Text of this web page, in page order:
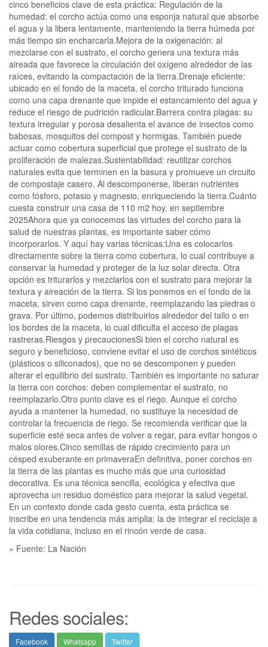
cinco beneficios clave de esta práctica: Regulación de la
humedad: el corcho actúa como una esponja natural que absorbe
el agua y la libera lentamente, manteniendo la tierra húmeda por
más tiempo sin encharcarla.Mejora de la oxigenación: al
mezclarse con el sustrato, el corcho genera una textura más
aireada que favorece la circulación del oxígeno alrededor de las
raíces, evitando la compactación de la tierra.Drenaje eficiente:
ubicado en el fondo de la maceta, el corcho triturado funciona
como una capa drenante que impide el estancamiento del agua y
reduce el riesgo de pudrición radicular.Barrera contra plagas: su
textura irregular y porosa desalienta el avance de insectos como
babosas, mosquitos del compost y hormigas. También puede
actuar como cobertura superficial que protege el sustrato de la
proliferación de malezas.Sustentabilidad: reutilizar corchos
naturales evita que terminen en la basura y promueve un circuito
de compostaje casero. Al descomponerse, liberan nutrientes
como fósforo, potasio y magnesio, enriqueciendo la tierra.Cuánto
cuesta construir una casa de 110 m2 hoy, en septiembre
2025Ahora que ya conocemos las virtudes del corcho para la
salud de nuestras plantas, es importante saber cómo
incorporarlos. Y aquí hay varias técnicas:Una es colocarlos
directamente sobre la tierra como cobertura, lo cual contribuye a
conservar la humedad y proteger de la luz solar directa. Otra
opción es triturarlos y mezclarlos con el sustrato para mejorar la
textura y aireación de la tierra. Si los ponemos en el fondo de la
maceta, sirven como capa drenante, reemplazando las piedras o
grava. Por último, podemos distribuirlos alrededor del tallo o en
los bordes de la maceta, lo cual dificulta el acceso de plagas
rastreras.Riesgos y precaucionesSi bien el corcho natural es
seguro y beneficioso, conviene evitar el uso de corchos sintéticos
(plásticos o siliconados), que no se descomponen y pueden
alterar el equilibrio del sustrato. También es importante no saturar
la tierra con corchos: deben complementar el sustrato, no
reemplazarlo.Otro punto clave es el riego. Aunque el corcho
ayuda a mantener la humedad, no sustituye la necesidad de
controlar la frecuencia de riego. Se recomienda verificar que la
superficie esté seca antes de volver a regar, para evitar hongos o
malos olores.Cinco semillas de rápido crecimiento para un
césped exuberante en primaveraEn definitiva, poner corchos en
la tierra de las plantas es mucho más que una curiosidad
decorativa. Es una técnica sencilla, ecológica y efectiva que
aprovecha un residuo doméstico para mejorar la salud vegetal.
En un contexto donde cada gesto cuenta, esta práctica se
inscribe en una tendencia más amplia: la de integrar el reciclaje a
la vida cotidiana, incluso en el rincón verde de casa.
» Fuente: La Nación
Redes sociales:
Facebook Whatsapp Twitter